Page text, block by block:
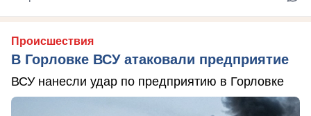
Происшествия
В Горловке ВСУ атаковали предприятие
ВСУ нанесли удар по предприятию в Горловке